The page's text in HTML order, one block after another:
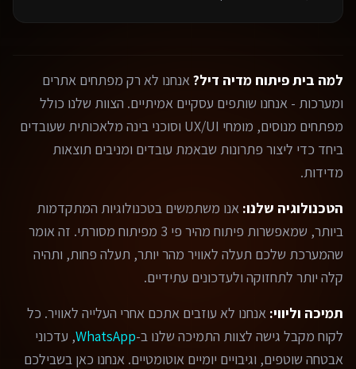
למה בית פיתוח מדיה דיל?אנחנו לא רק מפתחים אתרים
ומערכות - אנחנו שותפים עסקיים אמיתיים. הצוות שלנו כולל
מפתחים מנוסים, מומחי UX/UI וסוכני בינה מלאכותית שעובדים
ביחד כדי ליצור פתרונות שבאמת עובדים ומניבים תוצאות
מדידות.
הטכנולוגיה שלנו: אנו משתמשים בטכנולוגיות המתקדמות
ביותר, שמאפשרות פיתוח מהיר פי 3 מפיתוח מסורתי. זה אומר
שהמערכת שלכם תעלה לאוויר מהר יותר, תעלה פחות, ותהיה
קלה יותר לתחזוקה ולעדכונים עתידיים.
תמיכה וליווי: אנחנו לא עוזבים אתכם אחרי העלייה לאוויר. כל
לקוח מקבל גישה לצוות התמיכה שלנו ב-WhatsApp, עדכוני
אבטחה שוטפים, וגיבויים יומיים אוטומטיים. אנחנו כאן בשבילכם